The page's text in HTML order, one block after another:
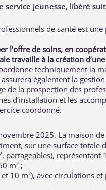
service jeunesse, libéré
de santé est
l’offre de soins, en
travaille à la création
techniquement la
assurera également la
de la prospection des
d’installation et les
coordonné.
2025. La maison
sur une surface totale
partageables),
m² ;
10 m²), avec circulations